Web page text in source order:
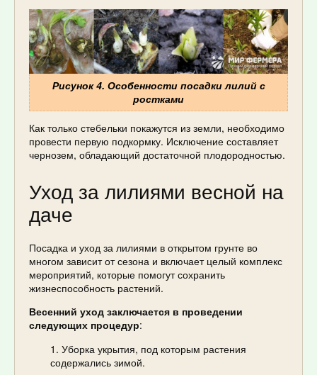
Рисунок 4. Особенности посадки лилий с
ростками
Как только стебельки покажутся из земли, необходимо
провести первую подкормку. Исключение составляет
чернозем, обладающий достаточной плодородностью.
Уход за лилиями весной на
даче
Посадка и уход за лилиями в открытом грунте во
многом зависит от сезона и включает целый комплекс
мероприятий, которые помогут сохранить
жизнеспособность растений.
Весенний уход заключается в проведении
следующих процедур:
Уборка укрытия, под которым растения
содержались зимой.